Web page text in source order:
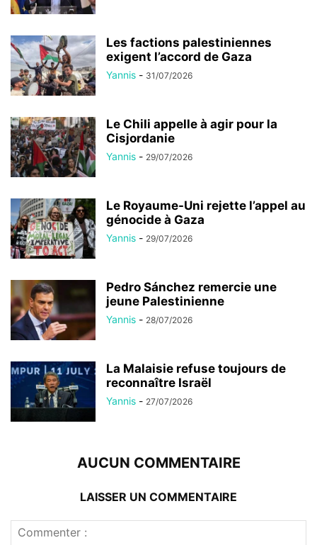
Les factions palestiniennes
exigent l’accord de Gaza
Yannis - 31/07/2026
Le Chili appelle à agir pour la
Cisjordanie
Yannis - 29/07/2026
Le Royaume-Uni rejette l’appel au
génocide à Gaza
Yannis - 29/07/2026
Pedro Sánchez remercie une
jeune Palestinienne
Yannis - 28/07/2026
La Malaisie refuse toujours de
reconnaître Israël
Yannis - 27/07/2026
AUCUN COMMENTAIRE
LAISSER UN COMMENTAIRE